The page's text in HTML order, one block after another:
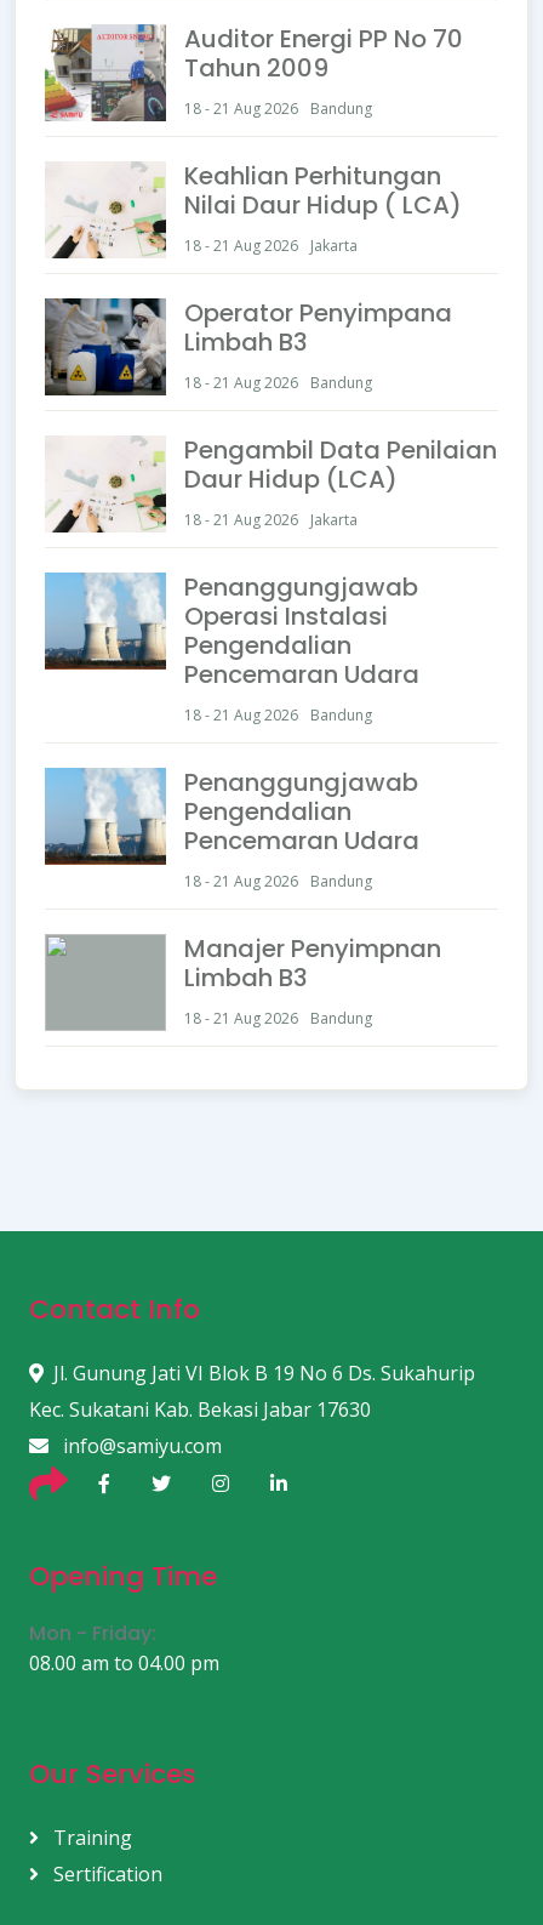
Auditor Energi PP No 70
Tahun 2009
18 - 21 Aug 2026 Bandung
Keahlian Perhitungan
Nilai Daur Hidup ( LCA)
18 - 21 Aug 2026 Jakarta
Operator Penyimpana
Limbah B3
18 - 21 Aug 2026 Bandung
Pengambil Data Penilaian
Daur Hidup (LCA)
18 - 21 Aug 2026 Jakarta
Penanggungjawab
Operasi Instalasi
Pengendalian
Pencemaran Udara
18 - 21 Aug 2026 Bandung
Penanggungjawab
Pengendalian
Pencemaran Udara
18 - 21 Aug 2026 Bandung
Manajer Penyimpnan
Limbah B3
18 - 21 Aug 2026 Bandung
Contact Info
Jl. Gunung Jati VI Blok B 19 No 6 Ds. Sukahurip
Kec. Sukatani Kab. Bekasi Jabar 17630
info@samiyu.com
Opening Time
Mon - Friday:
08.00 am to 04.00 pm
Our Services
Training
Sertification